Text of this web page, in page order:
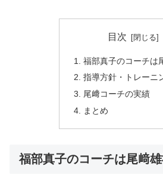
目次
福部真子のコーチは
指導方針・トレーニ
尾﨑コーチの実績
まとめ
福部真子のコーチは尾﨑